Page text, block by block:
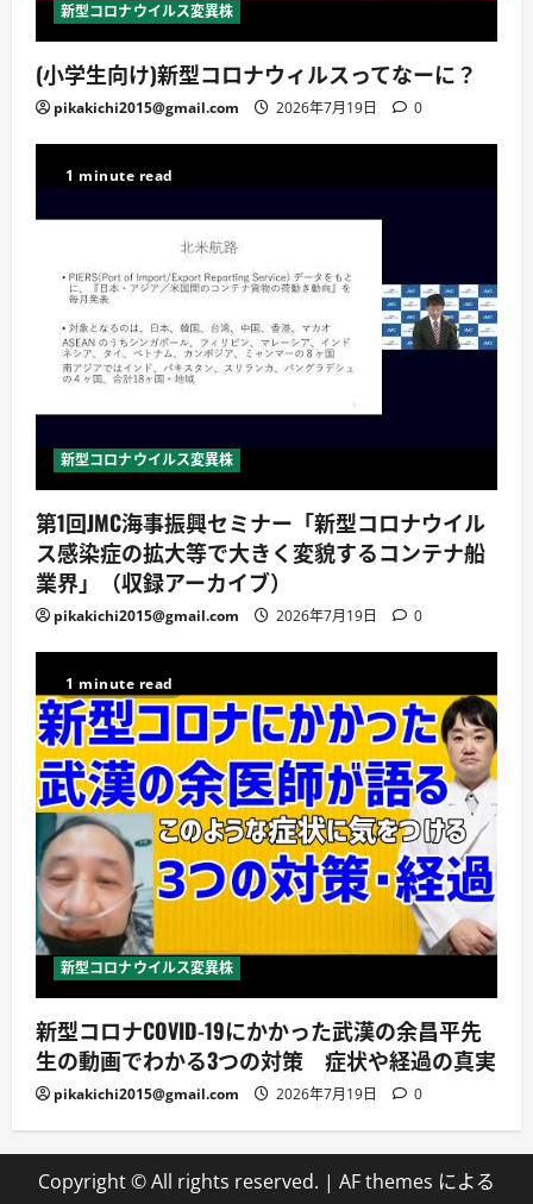
新型コロナウイルス変異株
(小学生向け)新型コロナウィルスってなーに？
pikakichi2015@gmail.com 2026年7月19日 0
1 minute read
新型コロナウイルス変異株
第1回JMC海事振興セミナー「新型コロナウイル
ス感染症の拡大等で大きく変貌するコンテナ船
業界」（収録アーカイブ）
pikakichi2015@gmail.com 2026年7月19日 0
1 minute read
新型コロナウイルス変異株
新型コロナCOVID-19にかかった武漢の余昌平先
生の動画でわかる3つの対策 症状や経過の真実
pikakichi2015@gmail.com 2026年7月19日 0
Copyright © All rights reserved. | AF themes による